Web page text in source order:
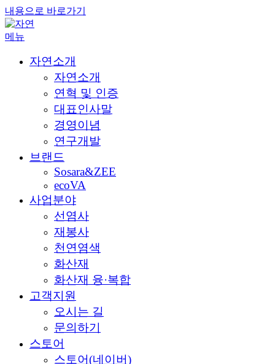
내용으로 바로가기
메뉴
자연소개
자연소개
연혁 및 인증
대표인사말
경영이념
연구개발
브랜드
Sosara&ZEE
ecoVA
사업분야
선염사
재봉사
천연염색
화산재
화산재 융·복합
고객지원
오시는 길
문의하기
스토어
스토어(네이버)